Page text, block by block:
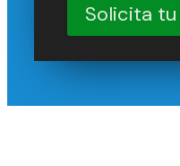
Solicita